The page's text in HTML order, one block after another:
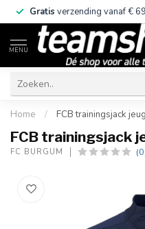
Gratis verzending vanaf €
MENU
Home / FCB trainingsjack
FCB trainingsjack
FC BURGUM